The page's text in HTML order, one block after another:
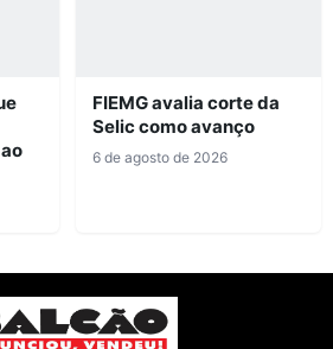
FIEMG avalia corte da
Selic como avanço
6 de agosto de 2026